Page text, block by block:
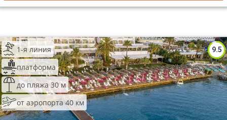
9.5
1-я линия
платформа
до пляжа 30 м
от аэропорта 40 км